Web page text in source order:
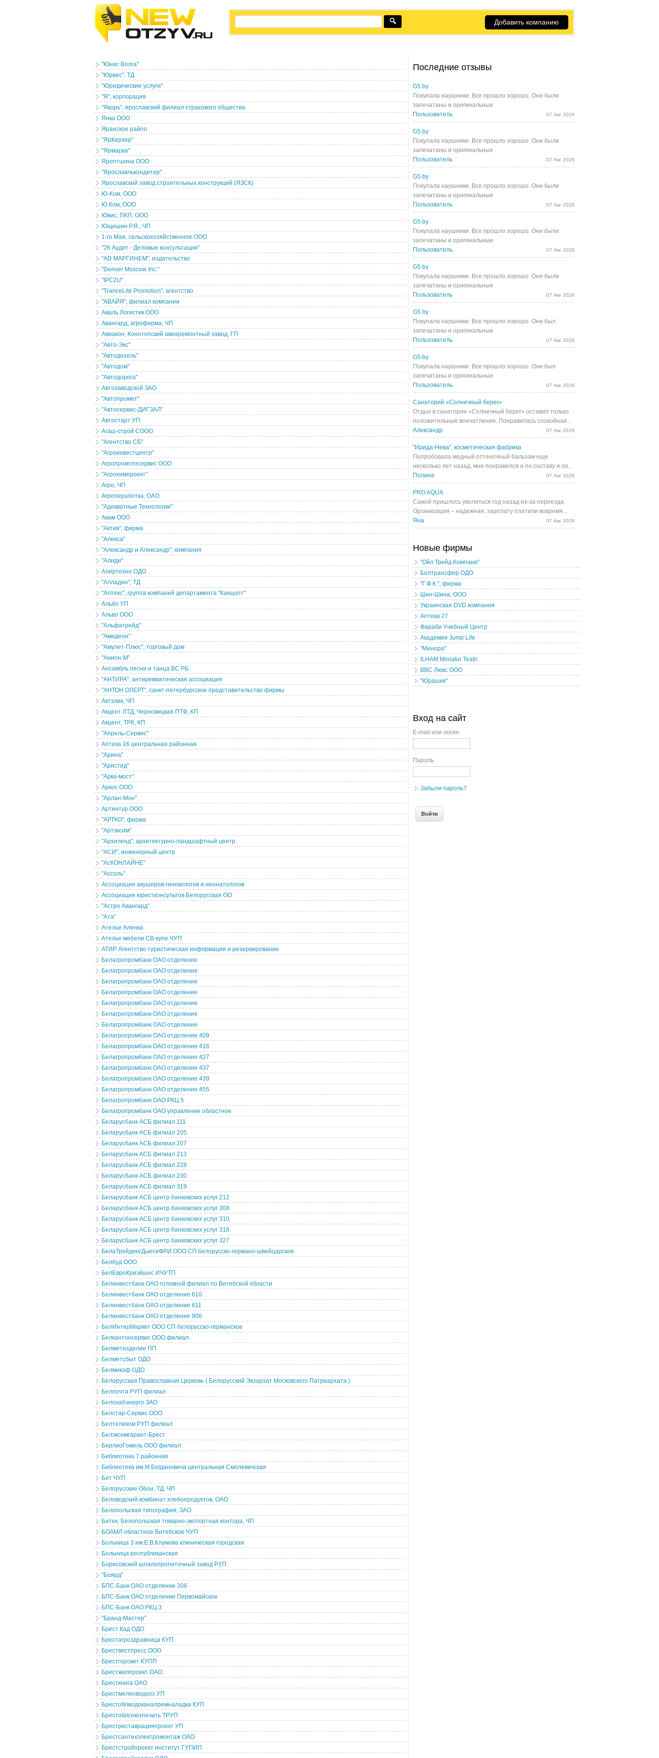
Добавить компанию
"Юнис Волга"
"Юрвеc", ТД
"Юридические услуги"
"Я", корпорация
"Якорь", ярославский филиал страхового общества
Янка ООО
Яранское райпо
"ЯрКерхер"
"Ярмарка"
Яроптшина ООО
"Ярославлькондитер"
Ярославский завод строительных конструкций (ЯЗСК)
Ю-Ком, ООО
Ю.Ком, ООО
Ювис, ПКП, ООО
Ющишин Р.Я., ЧП
1-го Мая, сельскохозяйственное ООО
"2К Аудит - Деловые консультации"
"AD МАРГИНЕМ", издательство
"Denver Moscow Inc."
"IPC2U"
"TranceLite Promotion", агентство
"АВАЙЯ", филиал компании
Аваль Логистик ООО
Авангард, агрофирма, ЧП
Авиакон, Конотопский авиаремонтный завод, ГП
"Авто-Экс"
"Автодизель"
"Автодом"
"Автодорога"
Автозаводской ЗАО
"Автопромет"
"Автосервис-ДИГЗАЛ"
Автостарт УП
Агаш-строй СООО
"Агентство СБ"
"Агроинвестцентр"
Агропромтехсервис ООО
"Агрохимпроект"
Агро, ЧП
Агропеработка, ОАО
"Адекватные Технологии"
Акам ООО
"Актив", фирма
"Алекса"
"Александр и Александр", компания
"Алиди"
Алиртехно ОДО
"Алладин", ТД
"Алтекс", группа компаний департамента "Канцопт"
Альбо УП
Альво ООО
"Альфатрейд"
"Амидеон"
"Амулет-Плюс", торговый дом
"Анион-М"
Ансамбль песни и танца ВС РБ
"АНТИРА", антиревматическая ассоциация
"АНТОН ОЛЕРТ", санкт-петербургское представительство фирмы
Актэлик, ЧП
Акцент ЛТД, Черновицкая ПТФ, КП
Акцент, ТРК, КП
"Апрель-Сервис"
Аптека 16 центральная районная
"Арина"
"Аристид"
"Арка-мост"
Аркос ООО
"Арлан-Мон"
Артинтур ООО
"АРТКО", фирма
"Артэксим"
"Архиленд", архитектурно-ландшафтный центр
"АСИ", инженерный центр
"АсКОНЛАЙНЕ"
"Ассоль"
Ассоциация акушеров-гинекологов и неонатологов
Ассоциация юристконсультов Белорусская ОО
"Астро Авангард"
"Ата"
Ателье Аленка
Ателье мебели СВ-купе ЧУП
АТИР Агентство туристическая информация и резервирование
Белагропромбанк ОАО отделение
Белагропромбанк ОАО отделение
Белагропромбанк ОАО отделение
Белагропромбанк ОАО отделение
Белагропромбанк ОАО отделение
Белагропромбанк ОАО отделение
Белагропромбанк ОАО отделение
Белагропромбанк ОАО отделение 409
Белагропромбанк ОАО отделение 416
Белагропромбанк ОАО отделение 427
Белагропромбанк ОАО отделение 437
Белагропромбанк ОАО отделение 439
Белагропромбанк ОАО отделение 455
Белагропромбанк ОАО РКЦ 5
Белагропромбанк ОАО управление областное
Беларусбанк АСБ филиал 111
Беларусбанк АСБ филиал 205
Беларусбанк АСБ филиал 207
Беларусбанк АСБ филиал 213
Беларусбанк АСБ филиал 228
Беларусбанк АСБ филиал 230
Беларусбанк АСБ филиал 319
Беларусбанк АСБ центр банковских услуг 212
Беларусбанк АСБ центр банковских услуг 308
Беларусбанк АСБ центр банковских услуг 310
Беларусбанк АСБ центр банковских услуг 318
Беларусбанк АСБ центр банковских услуг 327
БелаТрейдингДьютиФРИ ООО СП белорусско-германо-швейцарское
Белбуд ООО
БелЕвроКриэйшнс ИЧУТП
Белинвестбанк ОАО головной филиал по Витебской области
Белинвестбанк ОАО отделение 610
Белинвестбанк ОАО отделение 611
Белинвестбанк ОАО отделение 906
БелИнтерМаркет ООО СП белорусско-германское
Белкантонсервис ООО филиал
Белметизделие ПП
Белметсбыт ОДО
Белмикоф ОДО
Белорусская Православная Церковь ( Белорусский Экзархат Московского Патриархата )
Белпочта РУП филиал
Белснабэнерго ЗАО
Белстар-Сервис ООО
Белтелеком РУП филиал
Белэксимгарант-Брест
БерлиоГомель ООО филиал
Библиотека 7 районная
Библиотека им.М.Богдановича центральная Смолевичская
Бит ЧУП
Белорусские Обои, ТД. ЧП
Беловодский комбинат хлебопродуктов, ОАО
Белопольская типография, ЗАО
Битек, Белопольская товарно-экспортная контора, ЧП
БОАМЛ областное Витебское ЧУП
Больница 3 им.Е.В.Клумова клиническая городская
Больница республиканская
Борисовский шпалопропиточный завод РУП
"Боярд"
БПС-Банк ОАО отделение 306
БПС-Банк ОАО отделение Первомайское
БПС-Банк ОАО РКЦ 3
"Бранд-Мастер"
Брест Кад ОДО
Брестагроздравница КУП
Брествестпресс ООО
Брестгорсвет КУПП
Брестжилпроект ОАО
Бресткнига ОАО
Брестмелиоводхоз УП
Брестоблводоканалремналадка КУП
Брестоблсоюзпечать ТРУП
Брестреставрацияпроект УП
Брестсантехэлектромонтаж ОАО
Брестстройпроект институт ГУПИП
Последние отзывы
G5 by
Покупала наушники. Все прошло хорошо. Они были
запечатаны и оригинальные
Пользователь
07 Авг 2026
G5 by
Покупала наушники. Все прошло хорошо. Они были
запечатаны и оригинальные
Пользователь
07 Авг 2026
G5 by
Покупала наушники. Все прошло хорошо. Они были
запечатаны и оригинальные
Пользователь
07 Авг 2026
G5 by
Покупала наушники. Все прошло хорошо. Они были
запечатаны и оригинальные
Пользователь
07 Авг 2026
G5 by
Покупала наушники. Все прошло хорошо. Они были
запечатаны и оригинальные
Пользователь
07 Авг 2026
G5 by
Покупала наушники. Все прошло хорошо. Они был
запечатаны и оригинальные
Пользователь
07 Авг 2026
G5 by
Покупала наушники. Все прошло хорошо. Они был
запечатаны и оригинальные
Пользователь
07 Авг 2026
Санаторий «Солнечный берег»
Отдых в санатории «Солнечный берег» оставил только
положительные впечатления. Понравилась спокойная...
Александр
07 Авг 2026
"Ирида-Нева", косметическая фабрика
Попробовала медный оттеночный бальзам еще
несколько лет назад, мне понравился и по составу и по...
Полина
07 Авг 2026
PRO AQUA
Самой пришлось уволиться год назад из-за переезда.
Организация – надежная, зарплату платили вовремя...
Яна
07 Авг 2026
Новые фирмы
"Ойл Трейд Компани"
Белтрансфер ОДО
"Г.Ф.К.", фирма
Шин-Шина, ООО
Украинская DVD компания
Аптека 27
Фараби Учебный Центр
Академия Jump Life
"Менора"
ILHAM Miniatur Teatri
ВВС Люкс ООО
"Юрашик"
Вход на сайт
E-mail или логин
Пароль
Забыли пароль?